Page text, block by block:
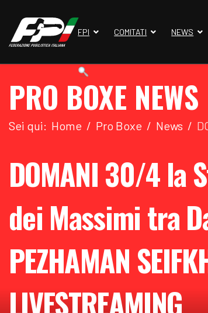
FPI COMITATI NEWS
PRO BOXE NEWS
Sei qui: Home Pro Boxe News
DOMANI 30/4 la
dei Massimi tra
PEZHAMAN
LIVESTREAMING